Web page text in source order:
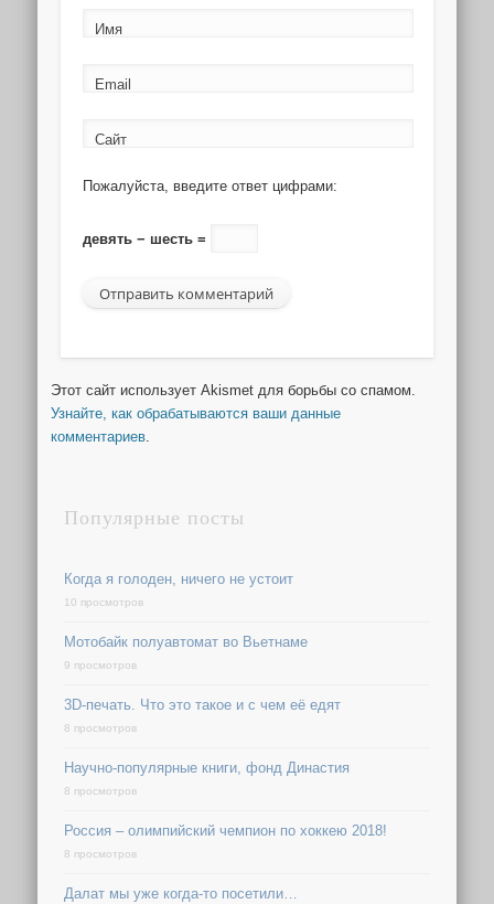
Имя
Email
Сайт
Пожалуйста, введите ответ цифрами:
девять − шесть =
Этот сайт использует Akismet для борьбы со спамом.
Узнайте, как обрабатываются ваши данные
комментариев.
Популярные посты
Когда я голоден, ничего не устоит
10 просмотров
Мотобайк полуавтомат во Вьетнаме
9 просмотров
3D-печать. Что это такое и с чем её едят
8 просмотров
Научно-популярные книги, фонд Династия
8 просмотров
Россия – олимпийский чемпион по хоккею 2018!
8 просмотров
Далат мы уже когда-то посетили…